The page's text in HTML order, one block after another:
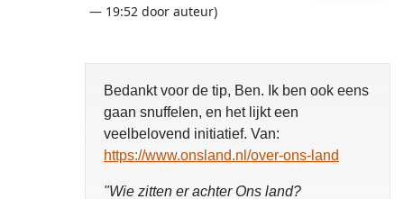
— 19:52 door auteur)
Bedankt voor de tip, Ben. Ik ben ook eens
gaan snuffelen, en het lijkt een
veelbelovend initiatief. Van:
https://www.onsland.nl/over-ons-land
"Wie zitten er achter Ons land?